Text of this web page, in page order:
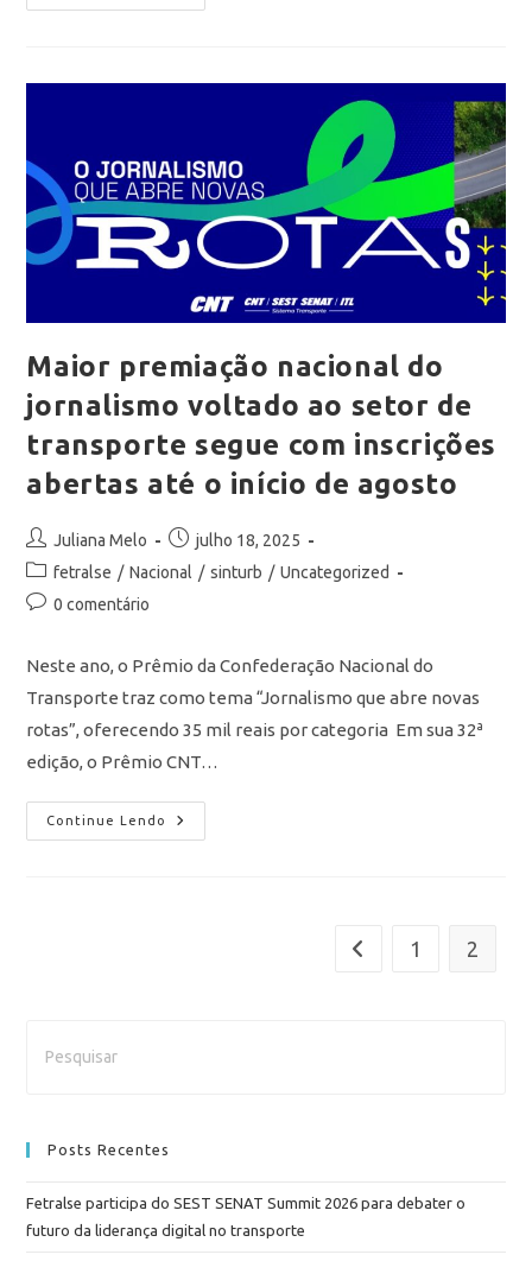
Maior premiação nacional do
jornalismo voltado ao setor de
transporte segue com inscrições
abertas até o início de agosto
Juliana Melo
julho 18, 2025
fetralse / Nacional / sinturb / Uncategorized
0 comentário
Neste ano, o Prêmio da Confederação Nacional do
Transporte traz como tema “Jornalismo que abre novas
rotas”, oferecendo 35 mil reais por categoria Em sua 32ª
edição, o Prêmio CNT…
Continue Lendo
1 2
Posts Recentes
Fetralse participa do SEST SENAT Summit 2026 para debater o
futuro da liderança digital no transporte